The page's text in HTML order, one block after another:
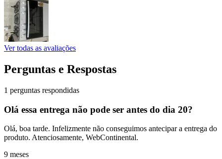
Ver todas as avaliações
Perguntas e Respostas
1 perguntas respondidas
Olá essa entrega não pode ser antes do dia 20?
Olá, boa tarde. Infelizmente não conseguimos antecipar a entrega do
produto. Atenciosamente, WebContinental.
9 meses